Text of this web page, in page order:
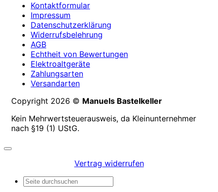
Kontaktformular
Impressum
Datenschutzerklärung
Widerrufsbelehrung
AGB
Echtheit von Bewertungen
Elektroaltgeräte
Zahlungsarten
Versandarten
Copyright 2026 © Manuels Bastelkeller
Kein Mehrwertsteuerausweis, da Kleinunternehmer
nach §19 (1) UStG.
Vertrag widerrufen
Suchen